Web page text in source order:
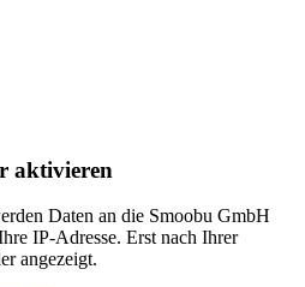
aktivieren
Daten an die Smoobu GmbH
IP-Adresse. Erst nach Ihrer
angezeigt.